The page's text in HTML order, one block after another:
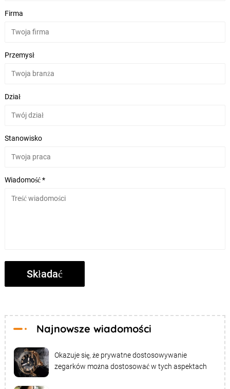
Firma
Przemysł
Dział
Stanowisko
Wiadomość *
Najnowsze wiadomości
Okazuje się, że prywatne dostosowywanie
zegarków można dostosować w tych aspektach